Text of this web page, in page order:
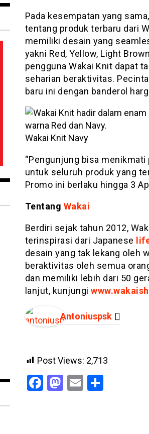
Pada kesempatan yang
tentang produk terbaru dari
memiliki desain yang
yakni Red, Yellow, Light
pengguna Wakai Knit dapat
seharian beraktivitas.
baru ini dengan banderol
Wakai Knit Navy
“Pengunjung bisa
untuk seluruh produk yang
Promo ini berlaku hingga 3
Tentang Wakai
Berdiri sejak tahun 2012,
terinspirasi dari Japanese
desain yang tak lekang oleh
beraktivitas oleh semua
dan memiliki lebih dari 50
lanjut, kunjungi
Antoniuspsk
Post Views: 2,713
Facebook
Mastodon
EmailShare